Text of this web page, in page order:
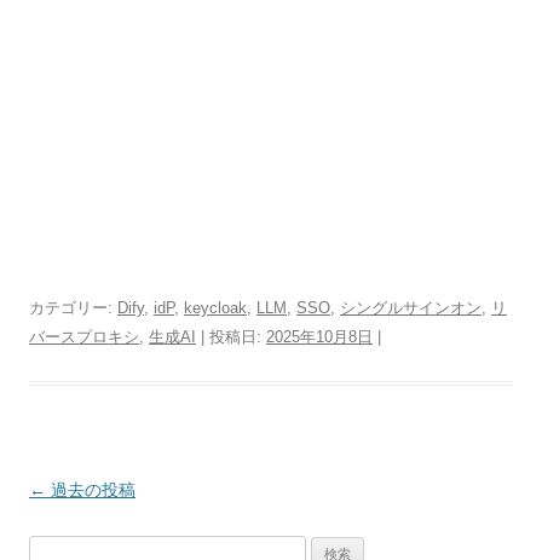
カテゴリー: Dify, idP, keycloak, LLM , SSO, シングルサインオン, リ
バースプロキシ, 生成AI | 投稿日: 2025年10月8日
投
← 過去の投稿